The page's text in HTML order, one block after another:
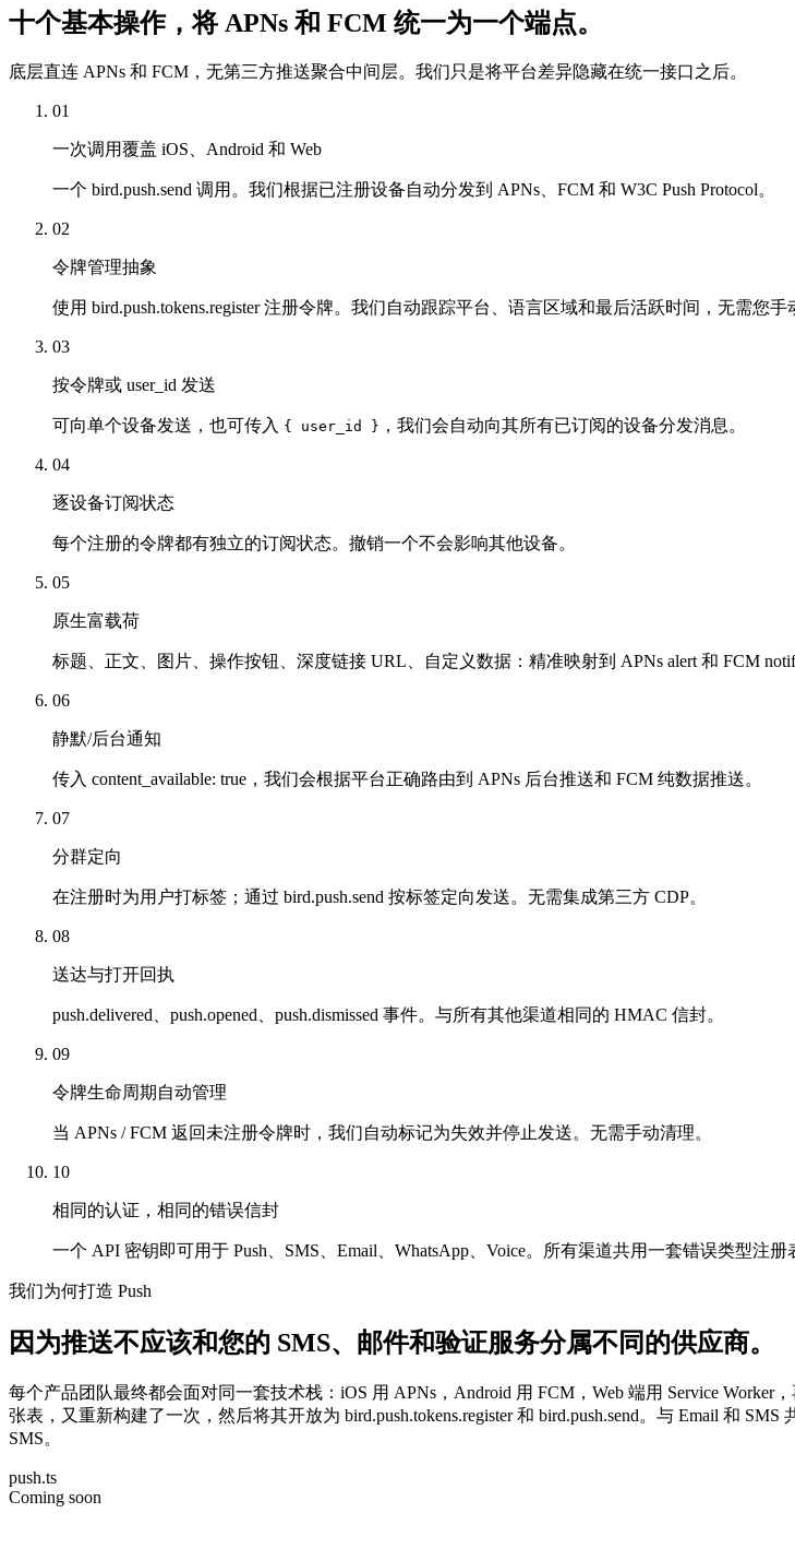
十个基本操作，将 APNs 和 FCM 统一为一个端点。
底层直连 APNs 和 FCM，无第三方推送聚合中间层。我们只是将平台差异隐藏在统一接口之后。
01
一次调用覆盖 iOS、Android 和 Web
一个 bird.push.send 调用。我们根据已注册设备自动分发到 APNs、FCM 和 W3C Push Protocol。
02
令牌管理抽象
使用 bird.push.tokens.register 注册令牌。我们自动跟踪平台、语言区域和最后活跃时间，无需您手
03
按令牌或 user_id 发送
可向单个设备发送，也可传入 { user_id } ，我们会自动向其所有已订阅的设备分发消息。
04
逐设备订阅状态
每个注册的令牌都有独立的订阅状态。撤销一个不会影响其他设备。
05
原生富载荷
标题、正文、图片、操作按钮、深度链接 URL、自定义数据：精准映射到 APNs alert 和 FCM
06
静默/后台通知
传入 content_available: true，我们会根据平台正确路由到 APNs 后台推送和 FCM 纯数据推送。
07
分群定向
在注册时为用户打标签；通过 bird.push.send 按标签定向发送。无需集成第三方 CDP。
08
送达与打开回执
push.delivered、push.opened、push.dismissed 事件。与所有其他渠道相同的 HMAC 信封。
09
令牌生命周期自动管理
当 APNs / FCM 返回未注册令牌时，我们自动标记为失效并停止发送。无需手动清理。
10
相同的认证，相同的错误信封
一个 API 密钥即可用于 Push、SMS、Email、WhatsApp、Voice。所有渠道共用一套错误类型注册
我们为何打造 Push
因为推送不应该和您的 SMS、邮件和验证服务分属不同的供应商。
每个产品团队最终都会面对同一套技术栈：iOS 用 APNs，Android 用 FCM，Web 端用 Service
张表，又重新构建了一次，然后将其开放为 bird.push.tokens.register 和 bird.push.send。与 Email 和
SMS。
push.ts
Coming soon